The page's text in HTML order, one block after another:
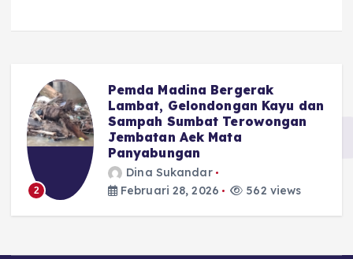
2
Pemda Madina Bergerak
Lambat, Gelondongan Kayu dan
Sampah Sumbat Terowongan
Jembatan Aek Mata
Panyabungan
Dina Sukandar
Februari 28, 2026
562 views